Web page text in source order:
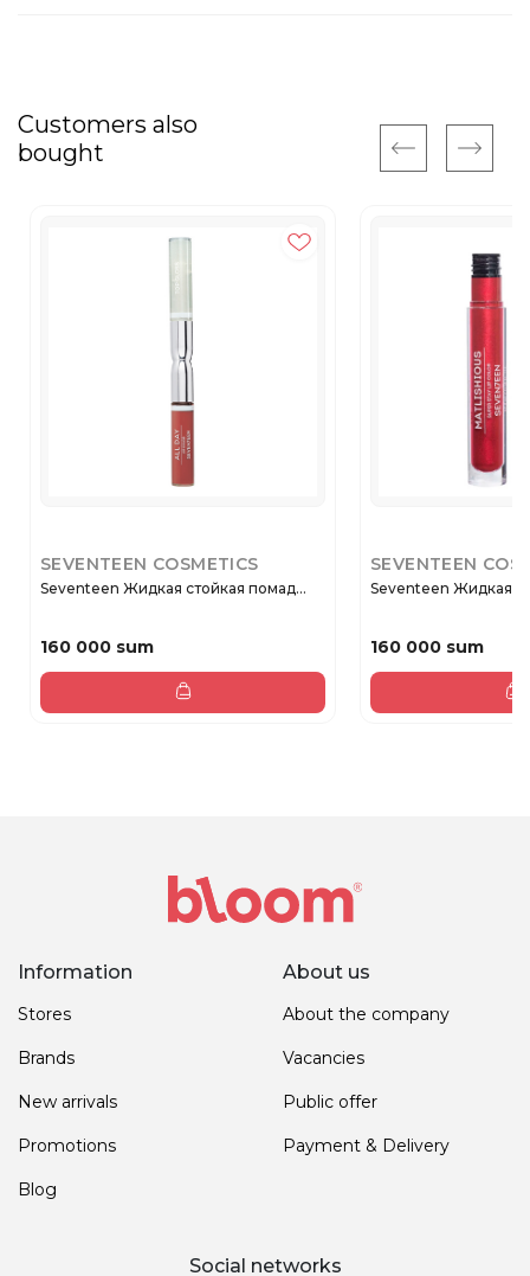
Customers also
bought
SEVENTEEN COSMETICS
Seventeen Жидкая стойкая помад...
160 000 sum
SEVENTEEN
Seventeen Жидкая
160 000 sum
Information
Stores
Brands
New arrivals
Promotions
Blog
About us
About the company
Vacancies
Public offer
Payment & Delivery
Social networks